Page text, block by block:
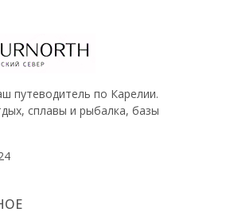
путеводитель по Карелии.
сплавы и рыбалка, базы